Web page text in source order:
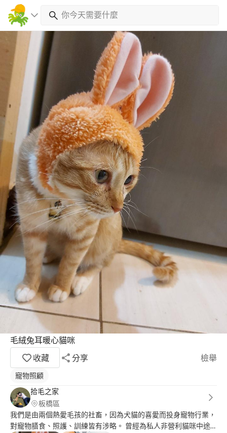
毛絨兔耳暖心貓咪
收藏
分享 檢舉
寵物照顧
拾毛之家
板橋區
我們是由兩個熱愛毛孩的社畜，因為犬貓的喜愛而投身寵物行業，
對寵物膳食、照護、訓練皆有涉略。 曾經為私人非營利貓咪中途